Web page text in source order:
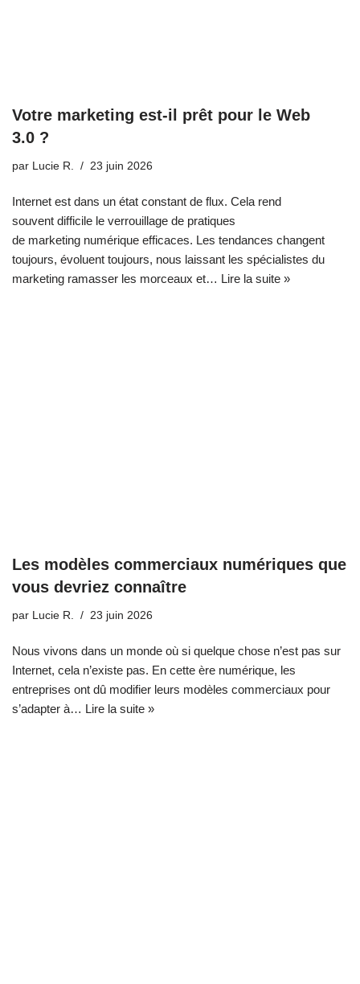
Votre marketing est-il prêt pour le Web
3.0 ?
par Lucie R. 23 juin 2026
Internet est dans un état constant de flux. Cela rend
souvent difficile le verrouillage de pratiques
de marketing numérique efficaces. Les tendances changent
toujours, évoluent toujours, nous laissant les spécialistes du
marketing ramasser les morceaux et… Lire la suite »
Les modèles commerciaux numériques que
vous devriez connaître
par Lucie R. 23 juin 2026
Nous vivons dans un monde où si quelque chose n’est pas sur
Internet, cela n’existe pas. En cette ère numérique, les
entreprises ont dû modifier leurs modèles commerciaux pour
s’adapter à… Lire la suite »